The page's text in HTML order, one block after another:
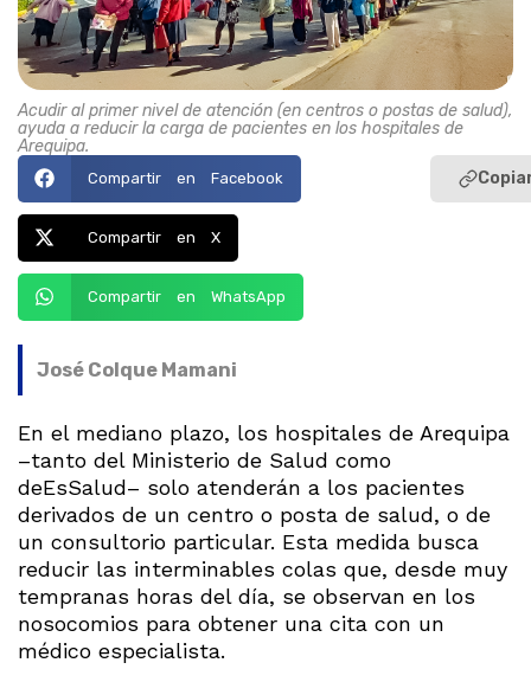
Acudir al primer nivel de atención (en centros o postas de salud),
ayuda a reducir la carga de pacientes en los hospitales de
Arequipa.
Compartir en Facebook
Compartir en X
Compartir en WhatsApp
José Colque Mamani
En el mediano plazo, los hospitales de Arequipa
–tanto del Ministerio de Salud como
deEsSalud– solo atenderán a los pacientes
derivados de un centro o posta de salud, o de
un consultorio particular. Esta medida busca
reducir las interminables colas que, desde muy
tempranas horas del día, se observan en los
nosocomios para obtener una cita con un
médico especialista.